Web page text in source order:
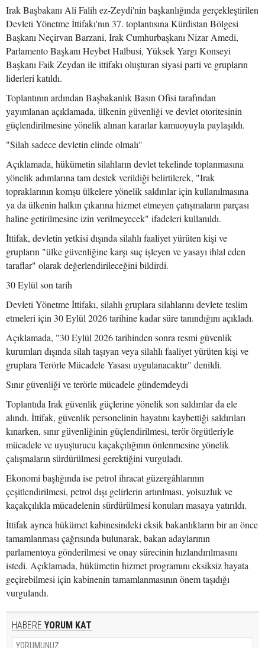
Irak Başbakanı Ali Falih ez-Zeydi'nin başkanlığında gerçekleştirilen
Devleti Yönetme İttifakı'nın 37. toplantısına Kürdistan Bölgesi
Başkanı Neçirvan Barzani, Irak Cumhurbaşkanı Nizar Amedi,
Parlamento Başkanı Heybet Halbusi, Yüksek Yargı Konseyi
Başkanı Faik Zeydan ile ittifakı oluşturan siyasi parti ve grupların
liderleri katıldı.
Toplantının ardından Başbakanlık Basın Ofisi tarafından
yayımlanan açıklamada, ülkenin güvenliği ve devlet otoritesinin
güçlendirilmesine yönelik alınan kararlar kamuoyuyla paylaşıldı.
"Silah sadece devletin elinde olmalı"
Açıklamada, hükümetin silahların devlet tekelinde toplanmasına
yönelik adımlarına tam destek verildiği belirtilerek, "Irak
topraklarının komşu ülkelere yönelik saldırılar için kullanılmasına
ya da ülkenin halkın çıkarına hizmet etmeyen çatışmaların parçası
haline getirilmesine izin verilmeyecek" ifadeleri kullanıldı.
İttifak, devletin yetkisi dışında silahlı faaliyet yürüten kişi ve
grupların "ülke güvenliğine karşı suç işleyen ve yasayı ihlal eden
taraflar" olarak değerlendirileceğini bildirdi.
30 Eylül son tarih
Devleti Yönetme İttifakı, silahlı gruplara silahlarını devlete teslim
etmeleri için 30 Eylül 2026 tarihine kadar süre tanındığını açıkladı.
Açıklamada, "30 Eylül 2026 tarihinden sonra resmi güvenlik
kurumları dışında silah taşıyan veya silahlı faaliyet yürüten kişi ve
gruplara Terörle Mücadele Yasası uygulanacaktır" denildi.
Sınır güvenliği ve terörle mücadele gündemdeydi
Toplantıda Irak güvenlik güçlerine yönelik son saldırılar da ele
alındı. İttifak, güvenlik personelinin hayatını kaybettiği saldırıları
kınarken, sınır güvenliğinin güçlendirilmesi, terör örgütleriyle
mücadele ve uyuşturucu kaçakçılığının önlenmesine yönelik
çalışmaların sürdürülmesi gerektiğini vurguladı.
Ekonomi başlığında ise petrol ihracat güzergâhlarının
çeşitlendirilmesi, petrol dışı gelirlerin artırılması, yolsuzluk ve
kaçakçılıkla mücadelenin sürdürülmesi konuları masaya yatırıldı.
İttifak ayrıca hükümet kabinesindeki eksik bakanlıkların bir an önce
tamamlanması çağrısında bulunarak, bakan adaylarının
parlamentoya gönderilmesi ve onay sürecinin hızlandırılmasını
istedi. Açıklamada, hükümetin hizmet programını eksiksiz hayata
geçirebilmesi için kabinenin tamamlanmasının önem taşıdığı
vurgulandı.
HABERE YORUM KAT